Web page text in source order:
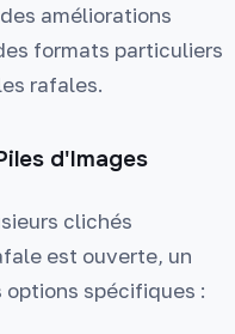
améliorations
formats particuliers
rafales.
d'Images
clichés
est ouverte, un
spécifiques :